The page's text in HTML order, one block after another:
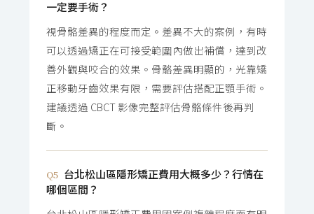
一定要手術？
視骨骼差異的程度而定。差異不大的案例，有時
可以透過矯正在可接受範圍內做出補償，達到改
善外觀與咬合的效果。骨骼差異明顯的，光靠矯
正移動牙齒效果有限，需要評估搭配正顎手術。
建議透過 CBCT 影像完整評估骨骼條件後再判
斷。
Q5 台北松山區隱形矯正費用大概多少？行情在
哪個區間？